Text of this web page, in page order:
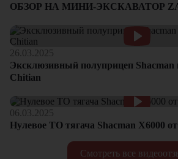
Смотреть все
ОБЗОР НА МИНИ-ЭКСКАВАТОР
26.03.2025
Эксклюзивный полуприцеп Shacman
Chitian
06.03.2025
Нулевое ТО тягача Shacman Х6000